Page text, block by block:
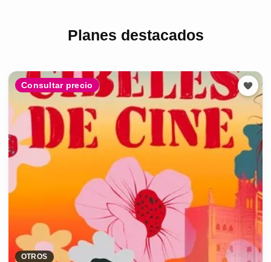
Planes destacados
Consultar precio
OTROS